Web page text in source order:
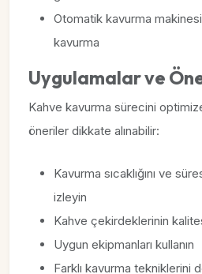
Otomatik kavurma
kavurma
Uygulamalar ve
Kahve kavurma sürecini
öneriler dikkate alınabilir:
Kavurma sıcaklığını ve
izleyin
Kahve çekirdeklerinin
Uygun ekipmanları kullanın
Farklı kavurma tekniklerini